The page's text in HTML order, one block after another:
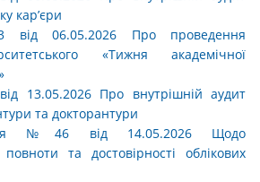
кар’єри
06.05.2026 Про проведення
«Тижня академічної
13.05.2026 Про внутрішній аудит
та докторантури
№46 від 14.05.2026 Щодо
та достовірності облікових